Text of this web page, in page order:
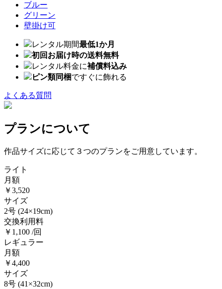
ブルー
グリーン
壁掛け可
レンタル期間最低1か月
初回お届け時の送料無料
レンタル料金に補償料込み
ピン類同梱ですぐに飾れる
よくある質問
プランについて
作品サイズに応じて３つのプランをご用意しています。
ライト
月額
￥3,520
サイズ
2号 (24×19cm)
交換利用料
￥1,100 /回
レギュラー
月額
￥4,400
サイズ
8号 (41×32cm)